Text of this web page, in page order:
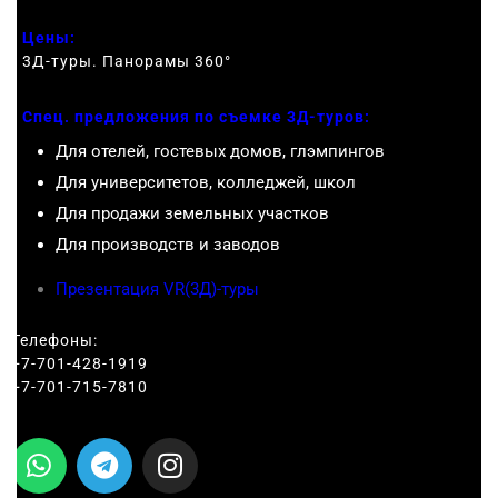
Цены:
3Д-туры. Панорамы 360°
Спец. предложения по съемке 3Д-туров:
Для отелей, гостевых домов, глэмпингов
Для университетов, колледжей, школ
Для продажи земельных участков
Для производств и заводов
Презентация VR(3Д)-туры
Телефоны:
+7-701-428-1919
+7-701-715-7810